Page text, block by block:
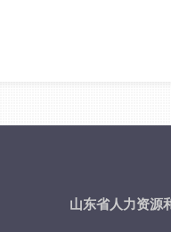
山东省人力资源